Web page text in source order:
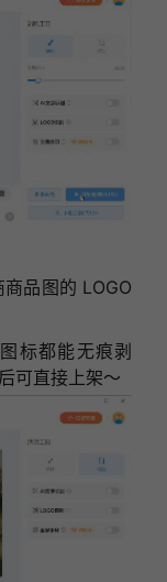
品图的 LOGO
标都能无痕剥
可直接上架～